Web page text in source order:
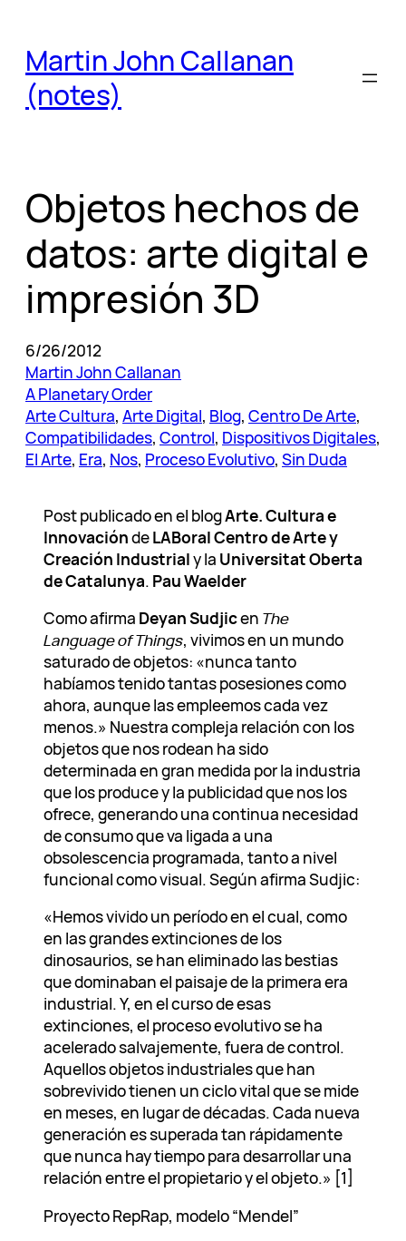
content
Martin John Callanan
(notes)
Objetos hechos de
datos: arte digital e
impresión 3D
6/26/2012
Martin John Callanan
A Planetary Order
Arte Cultura, Arte Digital, Blog, Centro De Arte
Compatibilidades, Control, Dispositivos Digitales
El Arte, Era, Nos, Proceso Evolutivo, Sin Duda
Post publicado en el blogArte. Cultura e
InnovacióndeLABoral Centro de Arte y
Creación Industrialy la Universitat Oberta
de Catalunya. Pau Waelder
Como afirma Deyan Sudjicen The
Language of Things, vivimos en un mundo
saturado de objetos: «nunca tanto
habíamos tenido tantas posesiones como
ahora, aunque las empleemos cada vez
menos.» Nuestra compleja relación con los
objetos que nos rodean ha sido
determinada en gran medida por la industria
que los produce y la publicidad que nos los
ofrece, generando una continua necesidad
de consumo que va ligada a una
obsolescencia programada, tanto a nivel
funcional como visual. Según afirma Sudjic:
«Hemos vivido un período en el cual, como
en las grandes extinciones de los
dinosaurios, se han eliminado las bestias
que dominaban el paisaje de la primera era
industrial. Y, en el curso de esas
extinciones, el proceso evolutivo se ha
acelerado salvajemente, fuera de control.
Aquellos objetos industriales que han
sobrevivido tienen un ciclo vital que se mide
en meses, en lugar de décadas. Cada nueva
generación es superada tan rápidamente
que nunca hay tiempo para desarrollar una
relación entre el propietario y el objeto.» [1]
Proyecto RepRap, modelo “Mendel”